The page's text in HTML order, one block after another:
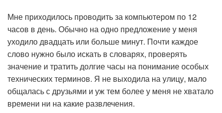
Мне приходилось проводить за компьютером по 12
часов в день. Обычно на одно предложение у меня
уходило двадцать или больше минут. Почти каждое
слово нужно было искать в словарях, проверять
значение и тратить долгие часы на понимание особых
технических терминов. Я не выходила на улицу, мало
общалась с друзьями и уж тем более у меня не хватало
времени ни на какие развлечения.